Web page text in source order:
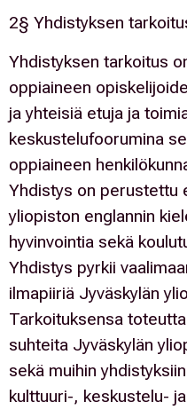
2§ Yhdistyksen
Yhdistyksen tarkoitus
oppiaineen
ja yhteisiä etuja ja
keskustelufoorumina
oppiaineen
Yhdistys on perustettu
yliopiston englannin
hyvinvointia sekä
Yhdistys pyrkii
ilmapiiriä Jyväskylän
Tarkoituksensa
suhteita Jyväskylän
sekä muihin
kulttuuri-, keskustelu-